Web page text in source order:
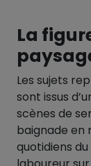
La
Les sujets
sont issus
scènes de
baignade en
quotidiens